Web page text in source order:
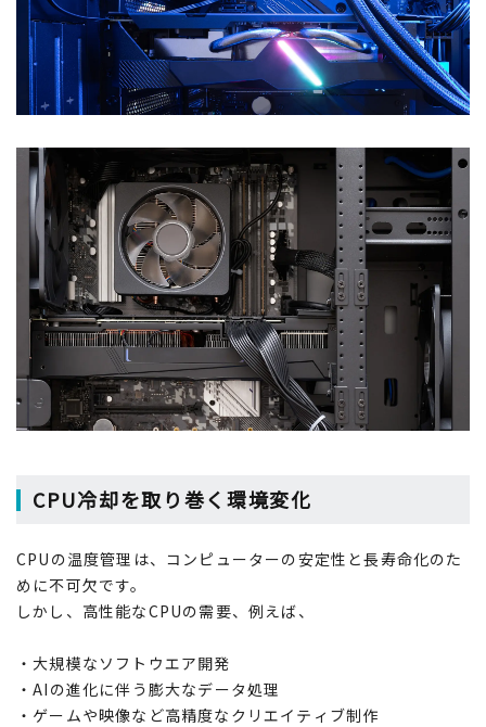
CPU冷却を取り巻く環境変化
CPUの温度管理は、コンピューターの安定性と長寿命化のた
めに不可欠です。
しかし、高性能なCPUの需要、例えば、
・大規模なソフトウエア開発
・AIの進化に伴う膨大なデータ処理
・ゲームや映像など高精度なクリエイティブ制作